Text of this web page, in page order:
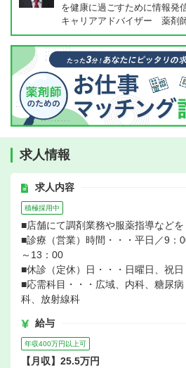
を健康に過ごすために情報発
キャリアアドバイザー 薬剤
求人情報
求人内容
積極採用中
■店舗にて調剤業務や服薬指導などを
■診療（営業）時間・・・平日／9：
～13：00
■休診（定休）日・・・日曜日、祝日
■応需科目・・・広域、内科、糖尿
科、放射線科
給与
年収400万円以上可
【月収】25.5万円